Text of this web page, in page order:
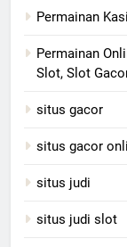
Permainan
Permainan
Slot, Slot
situs gacor
situs gacor
situs judi
situs judi slot